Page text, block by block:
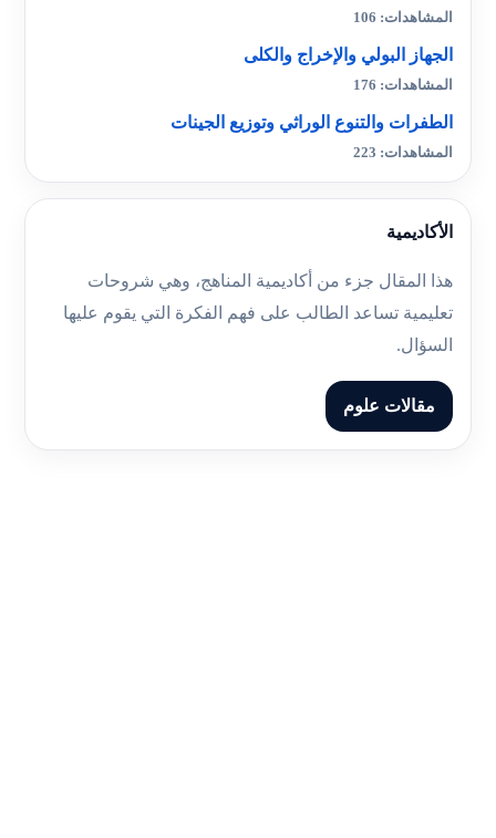
المشاهدات: 106
الجهاز البولي والإخراج والكلى
المشاهدات: 176
الطفرات والتنوع الوراثي وتوزيع الجينات
المشاهدات: 223
الأكاديمية
هذا المقال جزء من أكاديمية المناهج، وهي شروحات
تعليمية تساعد الطالب على فهم الفكرة التي يقوم عليها
السؤال.
مقالات علوم